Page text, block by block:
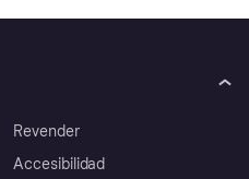
Revender
Accesibilidad